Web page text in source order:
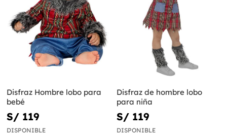
Disfraz Hombre lobo para
bebé
S/ 119
DISPONIBLE
Disfraz de hombre lobo
para niña
S/ 119
DISPONIBLE